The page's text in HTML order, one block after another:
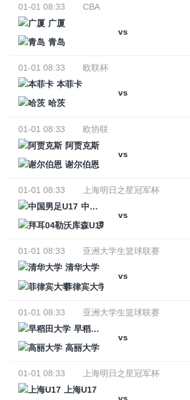
01-01 08:33
CBA
广厦
vs
青岛
01-01 08:33
欧联杯
本菲卡
vs
哈茨
01-01 08:33
欧协联
阿贾克斯
vs
谢尔伯恩
01-01 08:33
上海明日之星冠军杯
中国男足U17
vs
拜耳04勒沃库森U17
01-01 08:33
亚洲大学生篮球联赛
清华大学
vs
菲律宾大学
01-01 08:33
亚洲大学生篮球联赛
早稻田大学
vs
高丽大学
01-01 08:33
上海明日之星冠军杯
上海U17